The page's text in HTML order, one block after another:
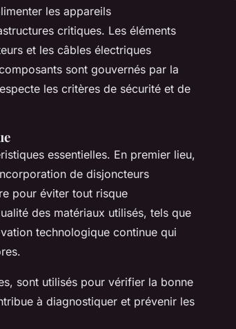
les appareils
critiques. Les éléments
et les câbles électriques
sont gouvernés par la
les critères de sécurité et de
essentielles. En premier lieu,
de disjoncteurs
pour éviter tout risque
des matériaux utilisés, tels que
technologique continue qui
sont utilisés pour vérifier la bonne
à diagnostiquer et prévenir les